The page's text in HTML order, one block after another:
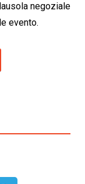
negoziale
evento.